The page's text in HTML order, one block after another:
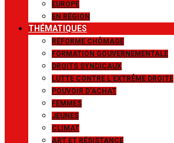
EUROPE
EN RÉGION
THÉMATIQUES
RÉFORME CHÔMAGE
FORMATION GOUVERNEMENTALE
DROITS SYNDICAUX
LUTTE CONTRE L’EXTRÊME DROITE
POUVOIR D’ACHAT
FEMMES
JEUNES
CLIMAT
ART ET RÉSISTANCE